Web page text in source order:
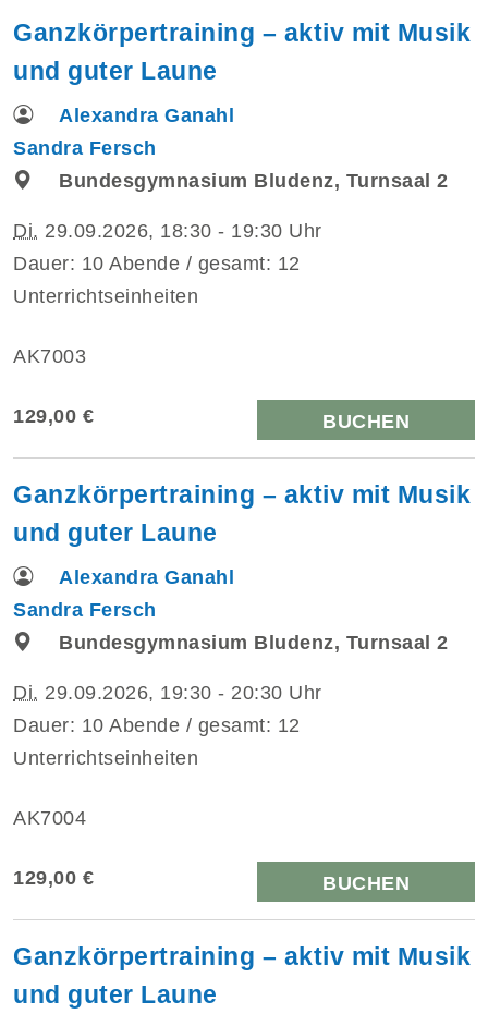
Ganzkörpertraining – aktiv mit Musik
und guter Laune
Alexandra Ganahl
Sandra Fersch
Bundesgymnasium Bludenz, Turnsaal 2
Di. 29.09.2026, 18:30 - 19:30 Uhr
Dauer: 10 Abende / gesamt: 12
Unterrichtseinheiten
AK7003
129,00 € BUCHEN
Ganzkörpertraining – aktiv mit Musik
und guter Laune
Alexandra Ganahl
Sandra Fersch
Bundesgymnasium Bludenz, Turnsaal 2
Di. 29.09.2026, 19:30 - 20:30 Uhr
Dauer: 10 Abende / gesamt: 12
Unterrichtseinheiten
AK7004
129,00 € BUCHEN
Ganzkörpertraining – aktiv mit Musik
und guter Laune